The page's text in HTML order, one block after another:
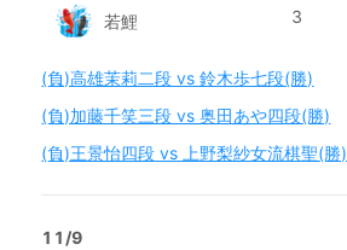
若鯉 3
(負)高雄茉莉二段 vs 鈴木歩七段(勝)
(負)加藤千笑三段 vs 奥田あや四段(勝)
(負)王景怡四段 vs 上野梨紗女流棋聖(勝)
11/9